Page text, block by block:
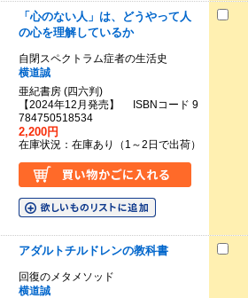
「心のない人」は、どうやって人
の心を理解しているか
自閉スペクトラム症者の生活史
横道誠
亜紀書房 (四六判)
【2024年12月発売】 ISBNコード 9
784750518534
2,200円
在庫状況：在庫あり（1～2日で出荷）
アダルトチルドレンの教科書
回復のメタメソッド
横道誠